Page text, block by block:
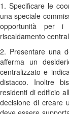
1. Specificare le
una speciale
opportunità per i
riscaldamento
2. Presentare una
afferma un
centralizzato e
distacco. Inoltre
residenti di edificio
decisione di creare